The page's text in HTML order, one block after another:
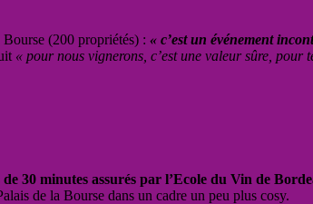
(200 propriétés) : « c’est un événement
« pour nous vignerons, c’est une valeur sûre,
30 minutes assurés par l’Ecole du Vin de
de la Bourse dans un cadre un peu plus cosy.